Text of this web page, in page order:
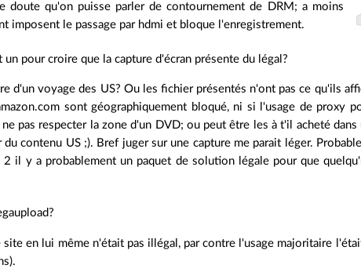
doute qu'on puisse parler de contournement de DRM; a moins
imposent le passage par hdmi et bloque l'enregistrement.
un pour croire que la capture d'écran présente du légal?
d'un voyage des US? Ou les fichier présentés n'ont pas ce qu'ils
sont géographiquement bloqué, ni si l'usage de proxy
pas respecter la zone d'un DVD; ou peut être les à t'il acheté dans
contenu US ;). Bref juger sur une capture me parait léger.
il y a probablement un paquet de solution légale pour que
site en lui même n'était pas illégal, par contre l'usage majoritaire